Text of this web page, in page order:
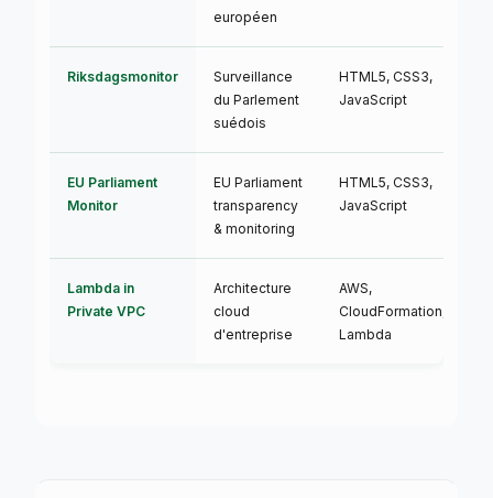
européen
Riksdagsmonitor
Surveillance
du Parlement
suédois
HTML5, CSS3,
JavaScript
EU Parliament
Monitor
EU Parliament
transparency
& monitoring
HTML5, CSS3,
JavaScript
Lambda in
Private VPC
Architecture
cloud
d'entreprise
AWS,
CloudFormation,
Lambda